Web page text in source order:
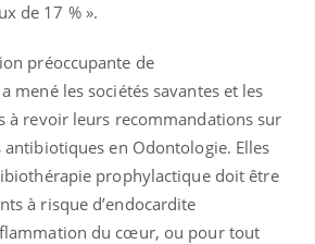
de 17 % ».
préoccupante de
mené les sociétés savantes et les
à revoir leurs recommandations sur
en Odontologie. Elles
prophylactique doit être
à risque d’endocardite
du cœur, ou pour tout